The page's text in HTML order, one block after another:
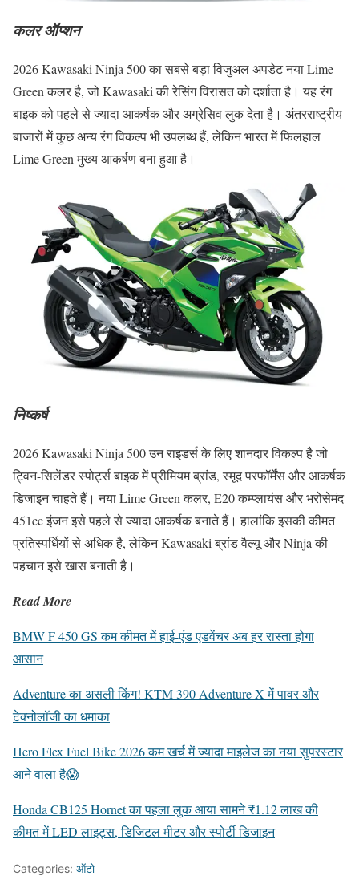
कलर ऑप्शन
2026 Kawasaki Ninja 500 का सबसे बड़ा विजुअल अपडेट नया Lime
Green कलर है, जो Kawasaki की रेसिंग विरासत को दर्शाता है। यह रंग
बाइक को पहले से ज्यादा आकर्षक और अग्रेसिव लुक देता है। अंतरराष्ट्रीय
बाजारों में कुछ अन्य रंग विकल्प भी उपलब्ध हैं, लेकिन भारत में फिलहाल
Lime Green मुख्य आकर्षण बना हुआ है।
निष्कर्ष
2026 Kawasaki Ninja 500 उन राइडर्स के लिए शानदार विकल्प है जो
ट्विन-सिलेंडर स्पोर्ट्स बाइक में प्रीमियम ब्रांड, स्मूद परफॉर्मेंस और आकर्षक
डिजाइन चाहते हैं। नया Lime Green कलर, E20 कम्प्लायंस और भरोसेमंद
451cc इंजन इसे पहले से ज्यादा आकर्षक बनाते हैं। हालांकि इसकी कीमत
प्रतिस्पर्धियों से अधिक है, लेकिन Kawasaki ब्रांड वैल्यू और Ninja की
पहचान इसे खास बनाती है।
Read More
BMW F 450 GS कम कीमत में हाई-एंड एडवेंचर अब हर रास्ता होगा
आसान
Adventure का असली किंग! KTM 390 Adventure X में पावर और
टेक्नोलॉजी का धमाका
Hero Flex Fuel Bike 2026 कम खर्च में ज्यादा माइलेज का नया सुपरस्टार
आने वाला है😱
Honda CB125 Hornet का पहला लुक आया सामने ₹1.12 लाख की
कीमत में LED लाइट्स, डिजिटल मीटर और स्पोर्टी डिजाइन
Categories: ऑटो